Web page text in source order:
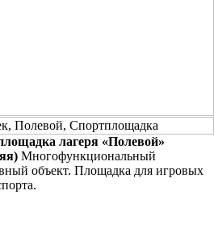
лагеря «Полевой»
Многофункциональный
объект. Площадка для игровых